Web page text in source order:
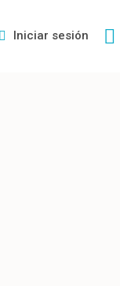
Iniciar sesión